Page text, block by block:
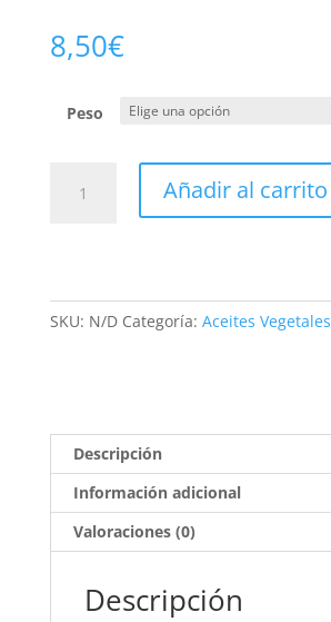
8,50€
Peso
cantidad
Añadir al carrito
SKU: N/D Categoría: Aceites Vegetales
Descripción
Información adicional
Valoraciones (0)
Descripción